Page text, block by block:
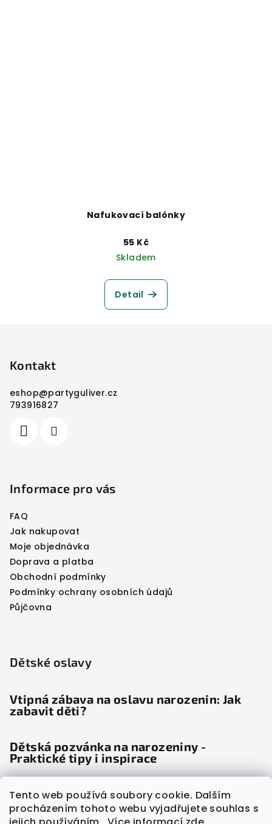
Tento web používá soubory cookie. Dalším
procházením tohoto webu vyjadřujete souhlas s
Nafukovací balónky
55 Kč
Skladem
Detail
Kontakt
eshop@partyguliver.cz
793916827
Informace pro vás
FAQ
Jak nakupovat
Moje objednávka
Doprava a platba
Obchodní podmínky
Podmínky ochrany osobních údajů
Půjčovna
Dětské oslavy
Vtipná zábava na oslavu narozenin: Jak
zabavit děti?
Dětská pozvánka na narozeniny -
Praktické tipy i inspirace
Dětské noviny: Věda odhalila, proč děti
"šílí" radostí